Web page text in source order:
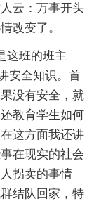
云：万事开头
改变了。
这班的班主
安全知识。首
没有安全，就
教育学生如何
这方面我还讲
在现实的社会
拐卖的事情
结队回家，特